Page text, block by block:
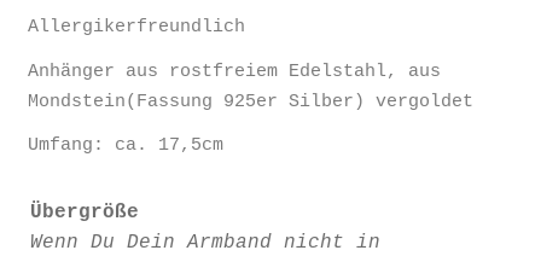
Allergikerfreundlich
Anhänger aus rostfreiem Edelstahl, aus
Mondstein(Fassung 925er Silber) vergoldet
Umfang: ca. 17,5cm
Übergröße
Wenn Du Dein Armband nicht in